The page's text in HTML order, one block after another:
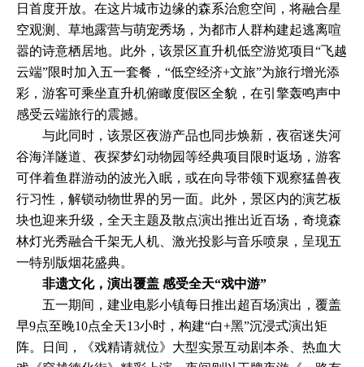
日首度开放。在这片城市边缘的森系治愈空间，将融合星
空观测、草地露营与萌宠秀场，为都市人群构建起逃离喧
嚣的诗意栖居地。此外，该景区直升机低空游览项目“飞越
云端”限时加入五一套餐，“低空经济+文旅”为旅行增光添
彩，游客可乘坐直升机俯瞰度假区全貌，在引擎轰鸣声中
感受云端旅行的震撼。
与此同时，该景区夜游产品也同步焕新，夜宿迷失河
谷海洋隧道、夜探梦幻动物园等经典项目限时返场，游客
可伴着鱼群游动的波光入眠，或在向导带领下观察猛兽夜
行习性，解锁动物世界的另一面。此外，景区内的演艺板
块也迎来升级，全天主题及散点演出推出近百场，奇境森
林灯光秀融合千架无人机、激光投影与音乐喷泉，呈现五
一特别版烟花盛典。
非遗文化，演出覆盖 感受全天“戏中游”
五一期间，建业电影小镇每日推出超百场演出，覆盖
早9点至晚10点全天13小时，构建“白+黑”沉浸式演出矩
阵。日间，《戏精请就位》大型实景互动剧本杀、热血大